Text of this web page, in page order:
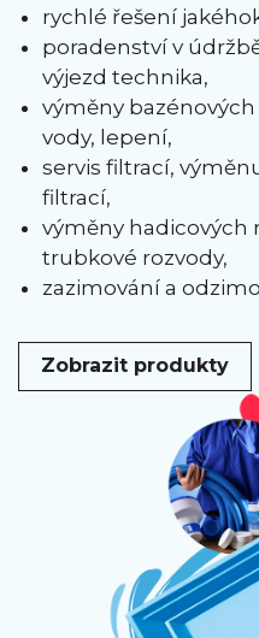
rychlé řešení
poradenství v
výjezd technika,
výměny
vody, lepení,
servis filtrací,
filtrací,
výměny hadicových
trubkové rozvody,
zazimování a
Zobrazit produkty